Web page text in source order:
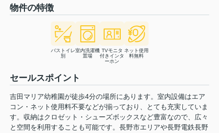
物件の特徴
バストイレ
別
室内洗濯機
置場
TVモニタ
付きインタ
ーホン
ネット使用
料無料
セールスポイント
吉田マリア幼稚園が徒歩4分の場所にあります。室内設備はエア
コン・ネット使用料不要などが揃っており、とても充実していま
す。収納はクロゼット・シューズボックスなど豊富なので、広々
と空間を利用することも可能です。長野市エリアや長野電鉄長野